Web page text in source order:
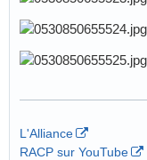
L'Alliance
RACP sur YouTube